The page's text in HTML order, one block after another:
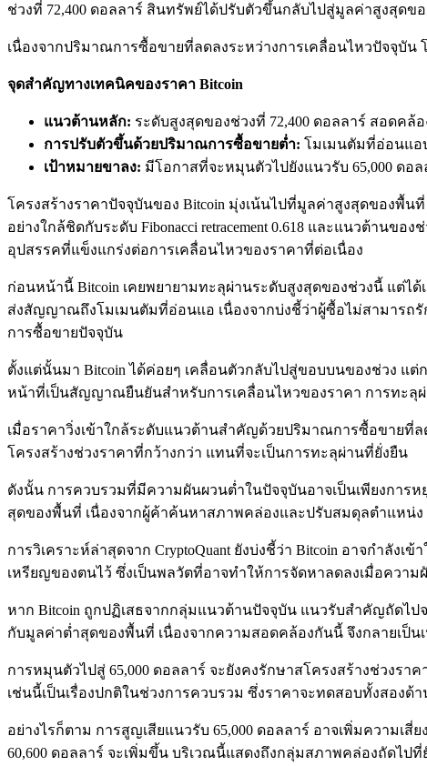
ช่วงที่ 72,400 ดอลลาร์ สินทรัพย์ได้ปรับตัวขึ้นกลับไปสู่มูลค่าสูงสุด
เนื่องจากปริมาณการซื้อขายที่ลดลงระหว่างการเคลื่อนไหวปัจจุบัน
จุดสำคัญทางเทคนิคของราคา Bitcoin
แนวต้านหลัก: ระดับสูงสุดของช่วงที่ 72,400 ดอลลาร์ สอดคล้
การปรับตัวขึ้นด้วยปริมาณการซื้อขายต่ำ: โมเมนตัมที่อ่อนแอ
เป้าหมายขาลง: มีโอกาสที่จะหมุนตัวไปยังแนวรับ 65,000 ดอล
โครงสร้างราคาปัจจุบันของ Bitcoin มุ่งเน้นไปที่มูลค่าสูงสุดของพื้
อย่างใกล้ชิดกับระดับ Fibonacci retracement 0.618 และแนวต้าน
อุปสรรคที่แข็งแกร่งต่อการเคลื่อนไหวของราคาที่ต่อเนื่อง
ก่อนหน้านี้ Bitcoin เคยพยายามทะลุผ่านระดับสูงสุดของช่วงนี้ แต่ได้
ส่งสัญญาณถึงโมเมนตัมที่อ่อนแอ เนื่องจากบ่งชี้ว่าผู้ซื้อไม่สามารถรั
การซื้อขายปัจจุบัน
ตั้งแต่นั้นมา Bitcoin ได้ค่อยๆ เคลื่อนตัวกลับไปสู่ขอบบนของช่วง
หน้าที่เป็นสัญญาณยืนยันสำหรับการเคลื่อนไหวของราคา การทะลุ
เมื่อราคาวิ่งเข้าใกล้ระดับแนวต้านสำคัญด้วยปริมาณการซื้อขายที่
โครงสร้างช่วงราคาที่กว้างกว่า แทนที่จะเป็นการทะลุผ่านที่ยั่งยืน
ดังนั้น การควบรวมที่มีความผันผวนต่ำในปัจจุบันอาจเป็นเพียงการ
สุดของพื้นที่ เนื่องจากผู้ค้าค้นหาสภาพคล่องและปรับสมดุลตำแหน่ง
การวิเคราะห์ล่าสุดจาก CryptoQuant ยังบ่งชี้ว่า Bitcoin อาจกำลัง
เหรียญของตนไว้ ซึ่งเป็นพลวัตที่อาจทำให้การจัดหาลดลงเมื่อควา
หาก Bitcoin ถูกปฏิเสธจากกลุ่มแนวต้านปัจจุบัน แนวรับสำคัญถัดไ
กับมูลค่าต่ำสุดของพื้นที่ เนื่องจากความสอดคล้องกันนี้ จึงกลายเป็
การหมุนตัวไปสู่ 65,000 ดอลลาร์ จะยังคงรักษาสโครงสร้างช่วงรา
เช่นนี้เป็นเรื่องปกติในช่วงการควบรวม ซึ่งราคาจะทดสอบทั้งสอง
อย่างไรก็ตาม การสูญเสียแนวรับ 65,000 ดอลลาร์ อาจเพิ่มความ
60,600 ดอลลาร์ จะเพิ่มขึ้น บริเวณนี้แสดงถึงกลุ่มสภาพคล่องถัดไป